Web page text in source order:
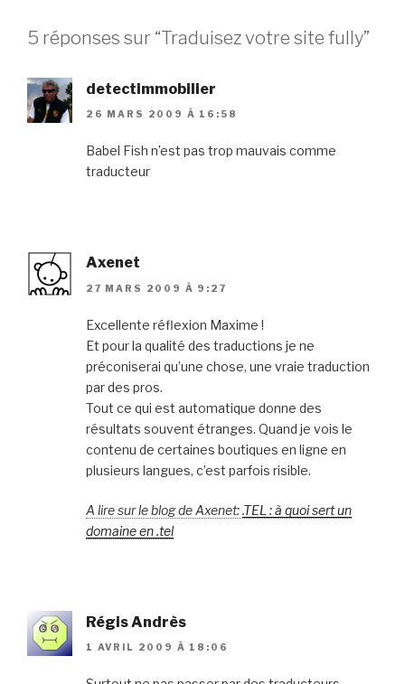
5 réponses sur “Traduisez votre site fully”
detectimmobilier
26 MARS 2009 À 16:58
Babel Fish n’est pas trop mauvais comme
traducteur
Axenet
27 MARS 2009 À 9:27
Excellente réflexion Maxime !
Et pour la qualité des traductions je ne
préconiserai qu’une chose, une vraie traduction
par des pros.
Tout ce qui est automatique donne des
résultats souvent étranges. Quand je vois le
contenu de certaines boutiques en ligne en
plusieurs langues, c’est parfois risible.
A lire sur le blog de Axenet:.TEL : à quoi sert un
domaine en .tel
Régis Andrès
1 AVRIL 2009 À 18:06